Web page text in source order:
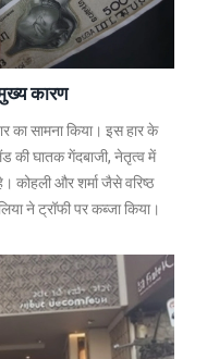
कारण
का सामना किया। इस हार के
की घातक गेंदबाजी, नेतृत्व में
कोहली और शर्मा जैसे वरिष्ठ
ने ट्रॉफी पर कब्जा किया।